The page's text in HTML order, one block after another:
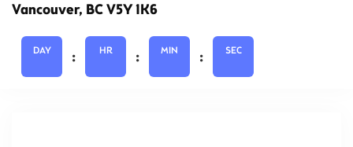
Vancouver, BC V5Y 1K6
DAY : HR : MIN : SEC